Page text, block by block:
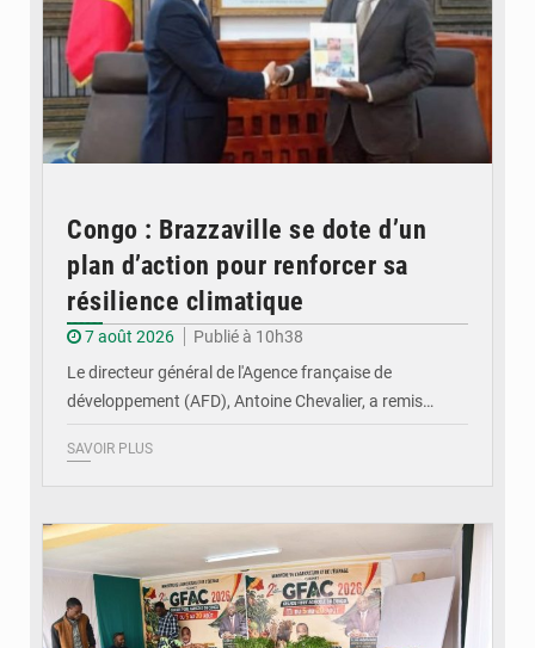
Congo : Brazzaville se dote d’un
plan d’action pour renforcer sa
résilience climatique
7 août 2026
Publié à 10h38
Le directeur général de l'Agence française de
développement (AFD), Antoine Chevalier, a remis…
SAVOIR PLUS